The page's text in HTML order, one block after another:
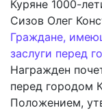
Куряне 1000-
Сизов Олег
Граждане,
заслуги перед
Награжден
перед городом
Положением,